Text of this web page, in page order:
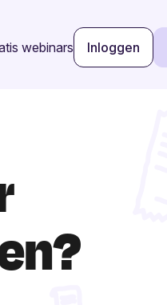
webinars Inloggen